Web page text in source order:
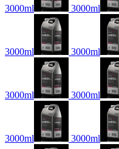
3000ml 3000ml
3000ml 3000ml
3000ml 3000ml
3000ml 3000ml